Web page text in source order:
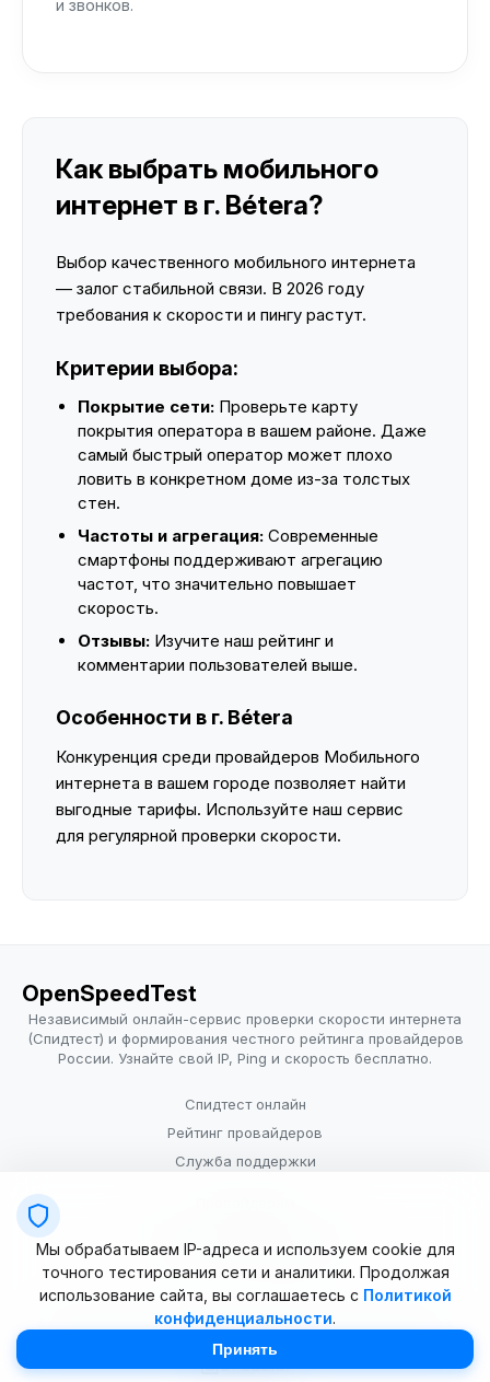
и звонков.
Как выбрать мобильного
интернет в г. Bétera?
Выбор качественного мобильного интернета
— залог стабильной связи. В 2026 году
требования к скорости и пингу растут.
Критерии выбора:
Покрытие сети: Проверьте карту
покрытия оператора в вашем районе. Даже
самый быстрый оператор может плохо
ловить в конкретном доме из-за толстых
стен.
Частоты и агрегация: Современные
смартфоны поддерживают агрегацию
частот, что значительно повышает
скорость.
Отзывы: Изучите наш рейтинг и
комментарии пользователей выше.
Особенности в г. Bétera
Конкуренция среди провайдеров Мобильного
интернета в вашем городе позволяет найти
выгодные тарифы. Используйте наш сервис
для регулярной проверки скорости.
OpenSpeedTest
Независимый онлайн-сервис проверки скорости интернета
(Спидтест) и формирования честного рейтинга провайдеров
России. Узнайте свой IP, Ping и скорость бесплатно.
Спидтест онлайн
Рейтинг провайдеров
Служба поддержки
Условия использования
© 2025–2026 OpenSpeedTest (ИП Долматова В.В.). Все права
Мы обрабатываем IP-адреса и используем cookie для
точного тестирования сети и аналитики. Продолжая
использование сайта, вы соглашаетесь с Политикой
конфиденциальности.
Принять